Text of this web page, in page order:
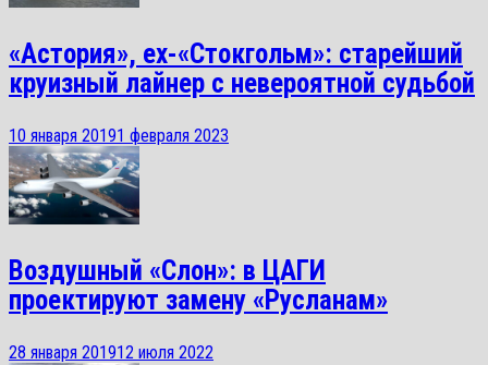
«Астория», ex-«Стокгольм»: старейший
круизный лайнер с невероятной судьбой
10 января 20191 февраля 2023
Воздушный «Слон»: в ЦАГИ
проектируют замену «Русланам»
28 января 201912 июля 2022